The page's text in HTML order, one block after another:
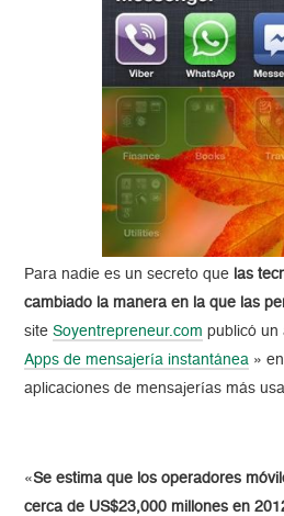
Para nadie es un secreto que las
cambiado la manera en la que las
siteSoyentrepreneur.com publicó un
Apps de mensajería instantánea »
aplicaciones de mensajerías más
«Se estima que los operadores
cerca de US$23,000 millones en